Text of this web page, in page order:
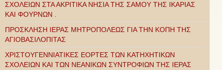
ΣΧΟΛΕΙΩΝ ΣΤΑ ΑΚΡΙΤΙΚΑ ΝΗΣΙΑ ΤΗΣ ΣΑΜΟΥ ΤΗΣ ΙΚΑΡΙΑΣ
ΚΑΙ ΦΟΥΡΝΩΝ .
ΠΡΟΣΚΛΗΣΗ ΙΕΡΑΣ ΜΗΤΡΟΠΟΛΕΩΣ ΓΙΑ ΤΗΝ ΚΟΠΗ ΤΗΣ
ΑΓΙΟΒΑΣΙΛΟΠΙΤΑΣ
ΧΡΙΣΤΟΥΓΕΝΝΙΑΤΙΚΕΣ ΕΟΡΤΕΣ ΤΩΝ ΚΑΤΗΧΗΤΙΚΩΝ
ΣΧΟΛΕΙΩΝ ΚΑΙ ΤΩΝ ΝΕΑΝΙΚΩΝ ΣΥΝΤΡΟΦΙΩΝ ΤΗΣ ΙΕΡΑΣ